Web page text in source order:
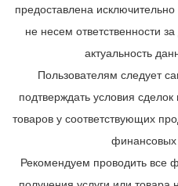
предоставлена
не несем ответственности
актуальность
Пользователям следует
подтверждать условия
товаров у соответствующих
финансовых
Рекомендуем проводить все